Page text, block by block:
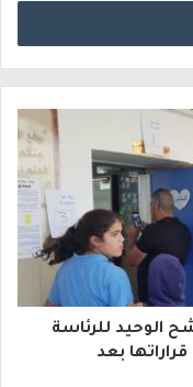
الوحيد للرئاسة
بعد